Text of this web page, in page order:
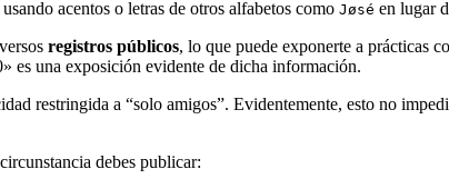
acentos o letras de otros alfabetos como Jøsé en lugar
registros públicos, lo que puede exponerte a prácticas
es una exposición evidente de dicha información.
restringida a “solo amigos”. Evidentemente, esto no
debes publicar: